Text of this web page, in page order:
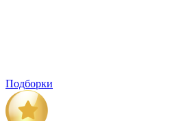
Подборки